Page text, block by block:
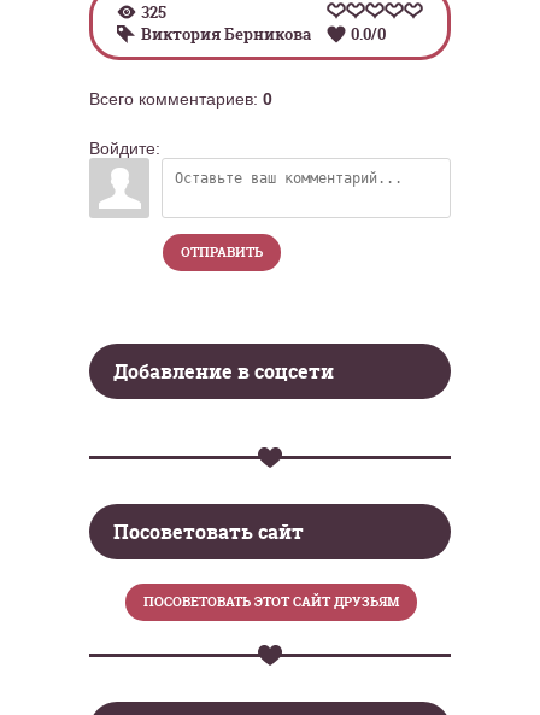
325
Виктория Берникова
0.0/0
Всего комментариев: 0
Войдите:
ОТПРАВИТЬ
Добавление в соцсети
Посоветовать сайт